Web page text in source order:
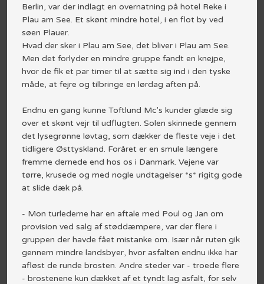
Berlin, var der indlagt en overnatning på hotel Reke i
Plau am See. Et skønt mindre hotel, i en flot by ved
søen Plauer.
Hvad der sker i Plau am See, det bliver i Plau am See.
Men det forlyder en mindre gruppe fandt en knejpe,
hvor de fik et par timer til at sætte sig ind i den tyske
måde, at fejre og tilbringe en lørdag aften på.
Endnu en gang kunne Toftlund Mc's kunder glæde sig
over et skønt vejr til udflugten. Solen skinnede gennem
det lysegrønne løvtag, som dækker de fleste veje i det
tidligere Østtyskland. Foråret er en smule længere
fremme dernede end hos os i Danmark. Vejene var
tørre, krusede og med nogle undtagelser *s* rigitg gode
at slide dæk på.
- Mon turlederne har en aftale med Poul og Jan om
provision ved salg af støddæmpere, var der flere i
gruppen der havde fået mistanke om. Især når ruten gik
gennem mindre landsbyer, hvor asfalten endnu ikke har
afløst de runde brosten. Andre steder var - troede flere
- brostenene kun dækket af et tyndt lag asfalt, for selv